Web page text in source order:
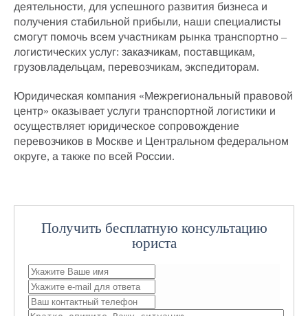
деятельности, для успешного развития бизнеса и
получения стабильной прибыли, наши специалисты
смогут помочь всем участникам рынка транспортно –
логистических услуг: заказчикам, поставщикам,
грузовладельцам, перевозчикам, экспедиторам.
Юридическая компания «Межрегиональный правовой
центр» оказывает услуги транспортной логистики и
осуществляет юридическое сопровождение
перевозчиков в Москве и Центральном федеральном
округе, а также по всей России.
Получить бесплатную консультацию
юриста